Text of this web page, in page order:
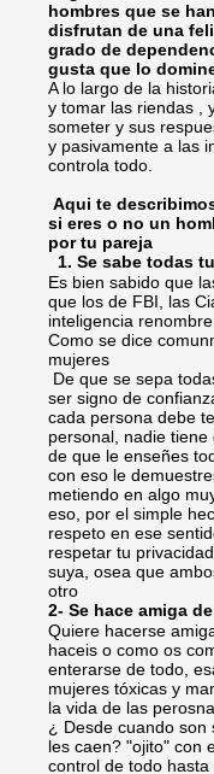
hombres que se
disfrutan de una
grado de
gusta que lo
A lo largo de la
y tomar las riendas ,
someter y sus
y pasivamente a las
controla todo.
Aqui te
si eres o no un
por tu pareja
1. Se sabe todas
Es bien sabido que
que los de FBI, las
inteligencia
Como se dice
mujeres
De que se sepa
ser signo de
cada persona debe
personal, nadie
de que le enseñes
con eso le
metiendo en algo
eso, por el simple
respeto en ese
respetar tu
suya, osea que
otro
2- Se hace amiga
Quiere hacerse
haceis o como os
enterarse de todo,
mujeres tóxicas y
la vida de las
¿ Desde cuando son
les caen? "ojito" con
control de todo